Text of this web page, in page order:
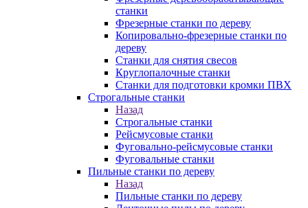
станки
Фрезерные станки по дереву
Копировально-фрезерные станки по
дереву
Станки для снятия свесов
Круглопалочные станки
Станки для подготовки кромки ПВХ
Строгальные станки
Назад
Строгальные станки
Рейсмусовые станки
Фуговально-рейсмусовые станки
Фуговальные станки
Пильные станки по дереву
Назад
Пильные станки по дереву